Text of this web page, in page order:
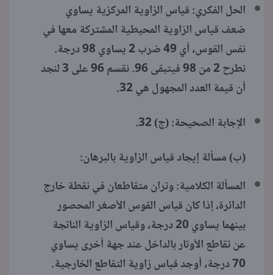
الحل الفكري: قياس الزاوية المركزية يساوي
ضعف قياس الزاوية المحيطية المشتركة معها في
نفس القوس، أي 49 ضرب 2 يساوي 98 درجة.
نطرح 2 من 98 فيتبقى 96. نقسم 96 على 3 لنجد
أن قيمة العدد المجهول هي 32.
الإجابة الصحيحة: (ج) 32.
(ب) مسألة إيجاد قياس الزاوية بالبرهان:
المسألة الكلامية: وتران متقاطعان في نقطة خارج
الدائرة، إذا كان قياس القوس الأصغر المحصور
بينهما يساوي 20 درجة، وقياس الزاوية الناتجة
عن تقاطع الأوتار بالداخل عند جهة أخرى يساوي
70 درجة، أوجد قياس زاوية التقاطع الخارجية.